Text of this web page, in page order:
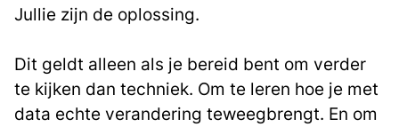
Jullie zijn de oplossing.
Dit geldt alleen als je bereid bent om verder
te kijken dan techniek. Om te leren hoe je met
data echte verandering teweegbrengt. En om